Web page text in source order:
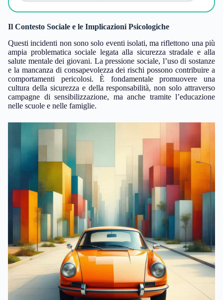
Il Contesto Sociale e le Implicazioni Psicologiche
Questi incidenti non sono solo eventi isolati, ma riflettono una più
ampia problematica sociale legata alla sicurezza stradale e alla
salute mentale dei giovani. La pressione sociale, l’uso di sostanze
e la mancanza di consapevolezza dei rischi possono contribuire a
comportamenti pericolosi. È fondamentale promuovere una
cultura della sicurezza e della responsabilità, non solo attraverso
campagne di sensibilizzazione, ma anche tramite l’educazione
nelle scuole e nelle famiglie.